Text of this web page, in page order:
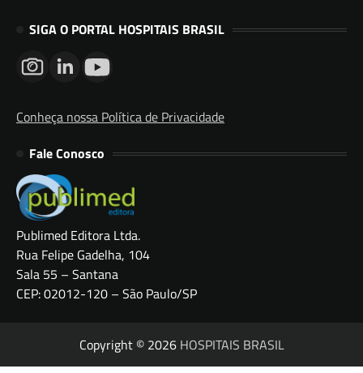
SIGA O PORTAL HOSPITAIS BRASIL
Conheça nossa Política de Privacidade
Fale Conosco
Publimed Editora Ltda.
Rua Felipe Gadelha, 104
Sala 55 – Santana
CEP: 02012-120 – São Paulo/SP
Copyright © 2026 HOSPITAIS BRASIL